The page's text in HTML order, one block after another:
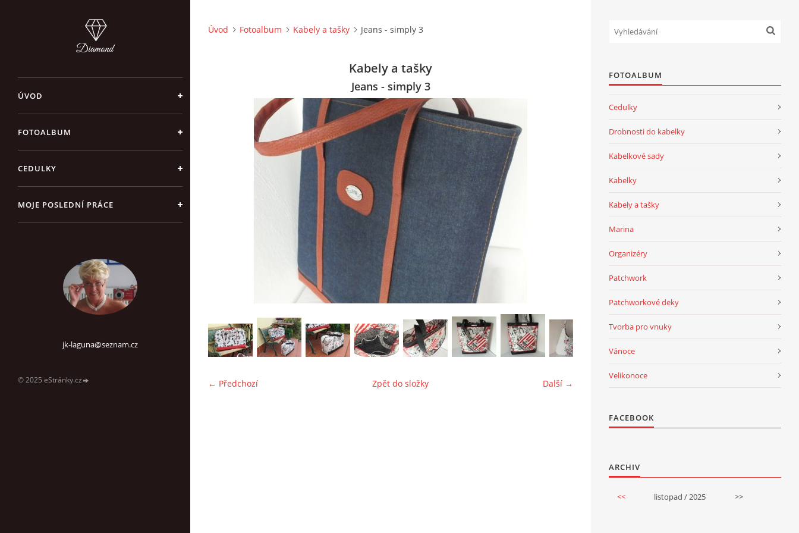
ÚVOD
FOTOALBUM
CEDULKY
MOJE POSLEDNÍ PRÁCE
jk-laguna@seznam.cz
© 2025 eStránky.cz
Úvod Fotoalbum Kabely a tašky Jeans - simply 3
Kabely a tašky
Jeans - simply 3
← Předchozí Další →
Zpět do složky
FOTOALBUM
Cedulky
Drobnosti do kabelky
Kabelkové sady
Kabelky
Kabely a tašky
Marina
Organizéry
Patchwork
Patchworkové deky
Tvorba pro vnuky
Vánoce
Velikonoce
FACEBOOK
ARCHIV
<< listopad / 2025 >>